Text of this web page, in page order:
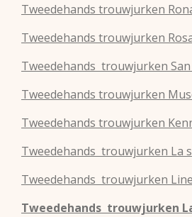
Tweedehands trouwjurken
Tweedehands trouwjurken
Tweedehands trouwjurken
Tweedehands trouwjurken
Tweedehands trouwjurken
Tweedehands trouwjurken La
Tweedehands trouwjurken
Tweedehands trouwjurken